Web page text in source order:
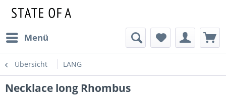
Menü
Übersicht LANG
Necklace long Rhombus